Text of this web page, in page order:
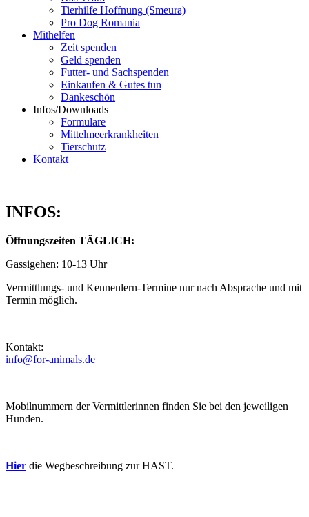
Tierhilfe Hoffnung (Smeura)
Pro Dog Romania
Mithelfen
Zeit spenden
Geld spenden
Futter- und Sachspenden
Einkaufen & Gutes tun
Dankeschön
Infos/Downloads
Formulare
Mittelmeerkrankheiten
Tierschutz
Kontakt
INFOS:
Öffnungszeiten TÄGLICH:
Gassigehen: 10-13 Uhr
Vermittlungs- und Kennenlern-Termine nur nach Absprache und mit
Termin möglich.
Kontakt:
info@for-animals.de
Mobilnummern der Vermittlerinnen finden Sie bei den jeweiligen
Hunden.
Hier die Wegbeschreibung zur HAST.